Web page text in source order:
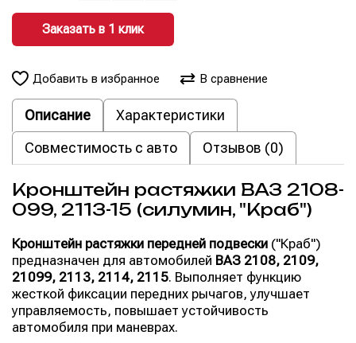
Заказать в 1 клик
Добавить в избранное В сравнение
Описание
Характеристики
Совместимость с авто
Отзывов (0)
Кронштейн растяжки ВАЗ 2108-
099, 2113-15 (силумин, "Краб")
Кронштейн растяжки передней подвески ("Краб")
предназначен для автомобилей ВАЗ 2108, 2109,
21099, 2113, 2114, 2115. Выполняет функцию
жесткой фиксации передних рычагов, улучшает
управляемость, повышает устойчивость
автомобиля при маневрах.